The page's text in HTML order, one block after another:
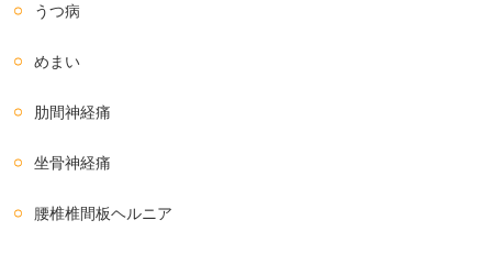
うつ病
めまい
肋間神経痛
坐骨神経痛
腰椎椎間板ヘルニア